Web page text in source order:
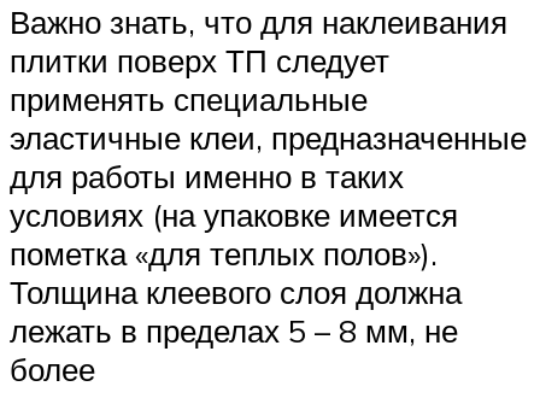
Важно знать, что для наклеивания
плитки поверх ТП следует
применять специальные
эластичные клеи, предназначенные
для работы именно в таких
условиях (на упаковке имеется
пометка «для теплых полов»).
Толщина клеевого слоя должна
лежать в пределах 5 – 8 мм, не
более